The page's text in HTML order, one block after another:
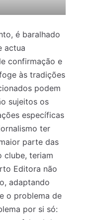
é baralhado
actua
confirmação e
às tradições
podem
sujeitos os
específicas
ter
parte das
clube, teriam
Editora não
adaptando
o problema de
por si só: